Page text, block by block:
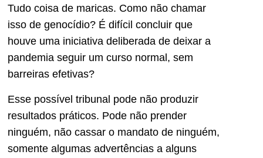
Tudo coisa de maricas. Como não chamar
isso de genocídio? É difícil concluir que
houve uma iniciativa deliberada de deixar a
pandemia seguir um curso normal, sem
barreiras efetivas?
Esse possível tribunal pode não produzir
resultados práticos. Pode não prender
ninguém, não cassar o mandato de ninguém,
somente algumas advertências a alguns